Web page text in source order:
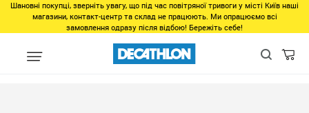
Шановні покупці, зверніть увагу, що під час повітряної тривоги у місті Київ наші
магазини, контакт-центр та склад не працюють. Ми опрацюємо всі
замовлення одразу після відбою! Бережіть себе!
Популярне Товари 500-1000грн Наспинный ремень для седла